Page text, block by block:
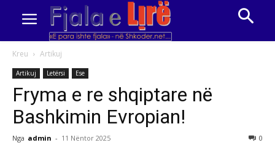
Kreu Artikuj
Artikuj Letërsi Ese
Fryma e re shqiptare në
Bashkimin Evropian!
Nga admin - 11 Nëntor 2025 0